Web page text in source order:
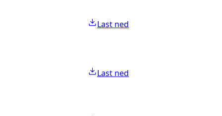
Last ned
Last ned